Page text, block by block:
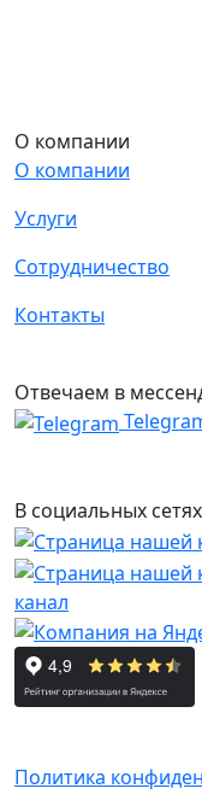
О компании
О компании
Услуги
Сотрудничество
Контакты
Отвечаем в
В социальных
канал
Политика